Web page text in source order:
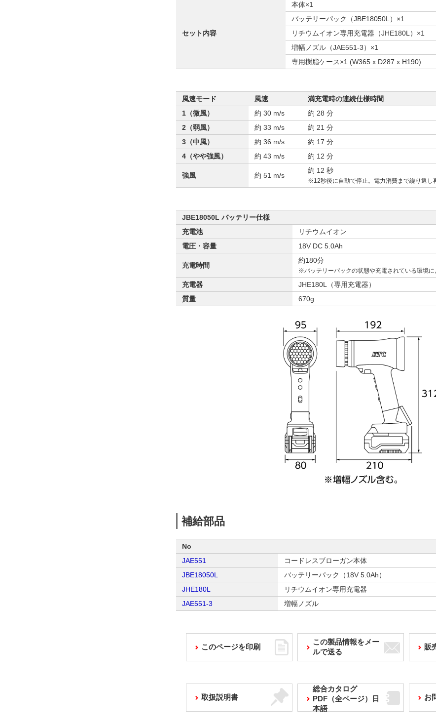
セット内容
本体×1
バッテリーパック（JBE18050L）×1
リチウムイオン専用充電器（JHE180L）×1
増幅ノズル（JAE551-3）×1
専用樹脂ケース×1 (W365 x D287 x H190)
風速モード 風速
満充電時の連続仕様時間
1（微風）
約 30 m/s
約 28 分
2（弱風）
約 33 m/s
約 21 分
3（中風）
約 36 m/s
約 17 分
4（やや強風）
約 43 m/s 約 12 分
強風 約 51 m/s
約 12 秒
※12秒後に自動で停止。電力消費まで繰り返し
JBE18050L バッテリー仕様
充電池
リチウムイオン
電圧・容量
18V DC 5.0Ah
充電時間
約180分
※バッテリーパックの状態や充電されている環境に
充電器
JHE180L（専用充電器）
質量
670g
補給部品
No
JAE551
コードレスブローガン本体
JBE18050L
バッテリーパック（18V 5.0Ah）
JHE180L
リチウムイオン専用充電器
JAE551-3
増幅ノズル
このページを印刷
この製品情報をメー
ルで送る
販
取扱説明書
総合カタログ
PDF（全ページ）日
本語
お